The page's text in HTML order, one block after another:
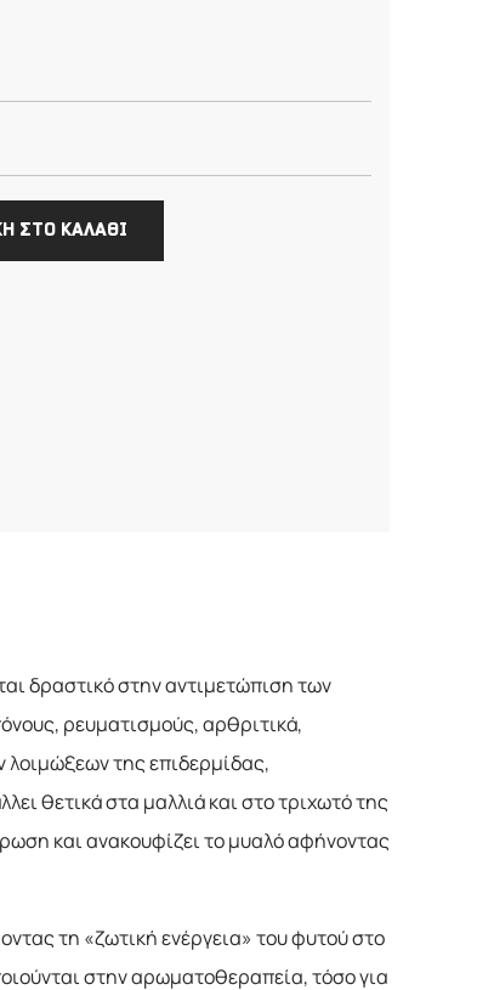
ΣΤΟ ΚΑΛΑΘΙ
δραστικό στην αντιμετώπιση των
ρευματισμούς, αρθριτικά,
λοιμώξεων της επιδερμίδας,
θετικά στα μαλλιά και στο τριχωτό της
και ανακουφίζει το μυαλό αφήνοντας
τη «ζωτική ενέργεια» του φυτού στο
στην αρωματοθεραπεία, τόσο για